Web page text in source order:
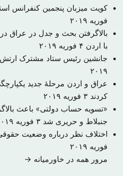
کویت میزبان پنجمین کنفرانس
فوریه ۲۰۱۹
بالاگرفتن بحث و جدل در عراق
با اردن ۴ فوریه ۲۰۱۹
جانشین رئیس ستاد مشترک
۲۰۱۹
عراق و اردن مرحلهٔ جدید
کردند ۳ فوریه ۲۰۱۹
«تسویه حساب دولتی» باعث
جنبلاط و حریری شد ۳ فوریه ۲۰۱۹
اختلاف نظر درباره وضعیت
فوریه ۲۰۱۹
مرور همه در خاورمیانه →